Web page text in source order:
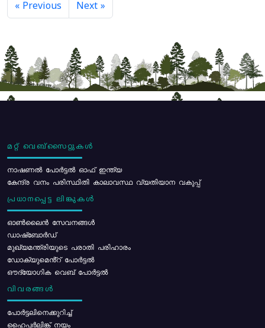
« Previous Next »
മറ്റ് വെബ്സൈറ്റുകൾ
നാഷണൽ പോർട്ടൽ ഓഫ് ഇന്ത്യ
കേന്ദ്ര വനം പരിസ്ഥിതി കാലാവസ്ഥ വ്യതിയാന വകുപ്പ്
പ്രധാനപ്പെട്ട ലിങ്കുകൾ
ഓൺലൈൻ സേവനങ്ങൾ
ഡാഷ്ബോർഡ്
മുഖ്യമന്ത്രിയുടെ പരാതി പരിഹാരം
ഡോക്യുമെൻ്റ് പോർട്ടൽ
ഔദ്യോഗിക വെബ് പോർട്ടൽ
വിവരങ്ങൾ
പോര്‍ട്ടലിനെക്കുറിച്ച്
ഹൈപ്പർലിങ്ക് നയം